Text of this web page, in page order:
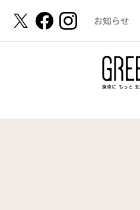
お知らせ